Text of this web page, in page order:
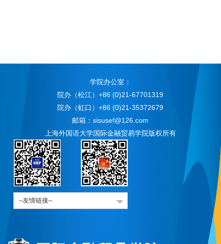
学院办公室：
院办（松江）+86 (0)21-67701319
院办（虹口）+86 (0)21-35372679
邮箱：sisusef@126.com
上海外国语大学国际金融贸易学院版权所有
--友情链接--